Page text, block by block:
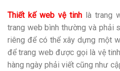
Thiết kế web vệ tinh là trang
trang web bình thường và phải
riêng để có thể xây dựng một
để trang web được gọi là vệ
hàng ngày phải viết cũng như